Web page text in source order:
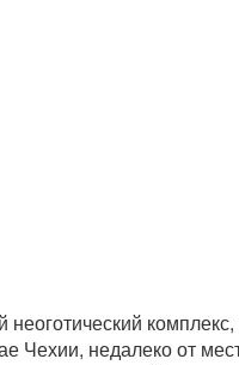
неоготический
Чехии, недалеко от